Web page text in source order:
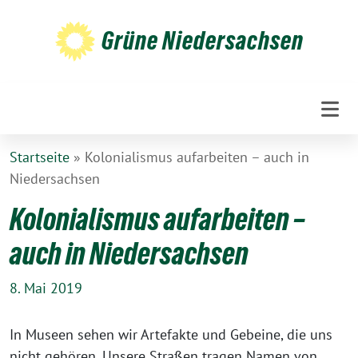
Grüne Niedersachsen
Startseite » Kolonialismus aufarbeiten – auch in
Niedersachsen
Kolonialismus aufarbeiten –
auch in Niedersachsen
8. Mai 2019
In Museen sehen wir Artefakte und Gebeine, die uns